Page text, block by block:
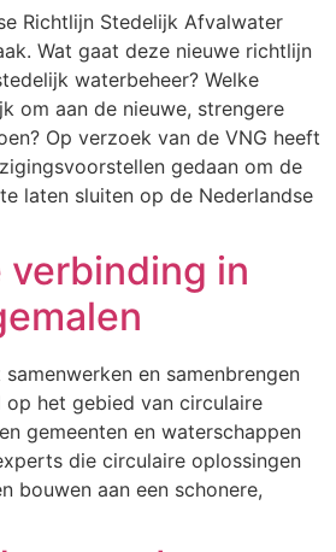
Richtlijn Stedelijk Afvalwater
Wat gaat deze nieuwe richtlijn
waterbeheer? Welke
om aan de nieuwe, strengere
Op verzoek van de VNG heeft
gedaan om de
laten sluiten op de Nederlandse
verbinding in
en samenbrengen
op het gebied van circulaire
gemeenten en waterschappen
die circulaire oplossingen
bouwen aan een schonere,